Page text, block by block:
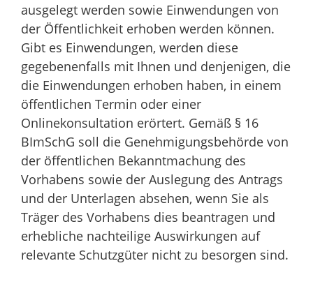
ausgelegt werden sowie Einwendungen von
der Öffentlichkeit erhoben werden können.
Gibt es Einwendungen, werden diese
gegebenenfalls mit Ihnen und denjenigen, die
die Einwendungen erhoben haben, in einem
öffentlichen Termin oder einer
Onlinekonsultation erörtert. Gemäß § 16
BImSchG soll die Genehmigungsbehörde von
der öffentlichen Bekanntmachung des
Vorhabens sowie der Auslegung des Antrags
und der Unterlagen absehen, wenn Sie als
Träger des Vorhabens dies beantragen und
erhebliche nachteilige Auswirkungen auf
relevante Schutzgüter nicht zu besorgen sind.